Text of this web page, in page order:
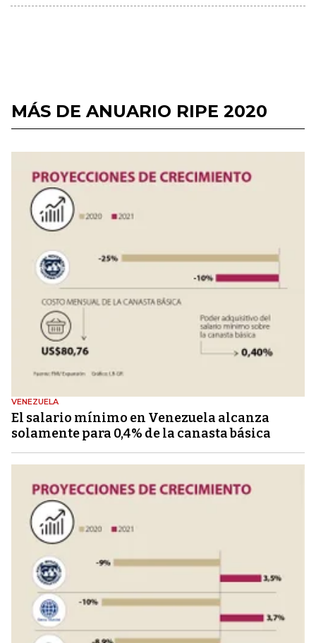
MÁS DE ANUARIO RIPE 2020
VENEZUELA
El salario mínimo en Venezuela alcanza
solamente para 0,4% de la canasta básica